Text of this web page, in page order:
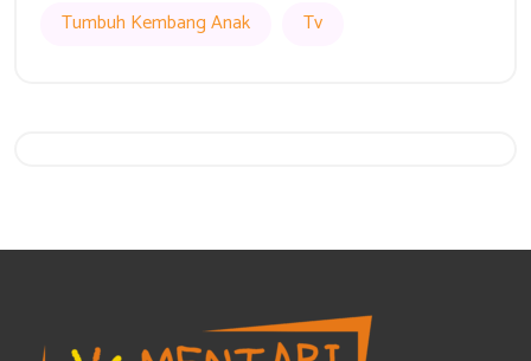
Tumbuh Kembang Anak
Tv